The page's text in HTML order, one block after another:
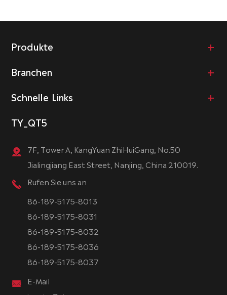
Produkte
Branchen
Schnelle Links
TY_QT5
7F, Tower A, KangYuan ZhiHuiGang, No.50
Jialingjiang East Street, Nanjing, China 210019.
Rufen Sie uns an
86-189-5175-8013
86-189-5175-8031
86-189-5175-8032
86-189-5175-8036
86-189-5175-8037
E-Mail